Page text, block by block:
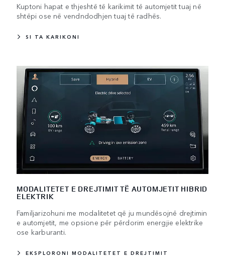
Kuptoni hapat e thjeshtë të karikimit të automjetit tuaj në
shtëpi ose në vendndodhjen tuaj të radhës.
SI TA KARIKONI
MODALITETET E DREJTIMIT TË AUTOMJETIT HIBRID
ELEKTRIK
Familjarizohuni me modalitetet që ju mundësojnë drejtimin
e automjetit, me opsione për përdorim energjie elektrike
ose karburanti.
EKSPLORONI MODALITETET E DREJTIMIT